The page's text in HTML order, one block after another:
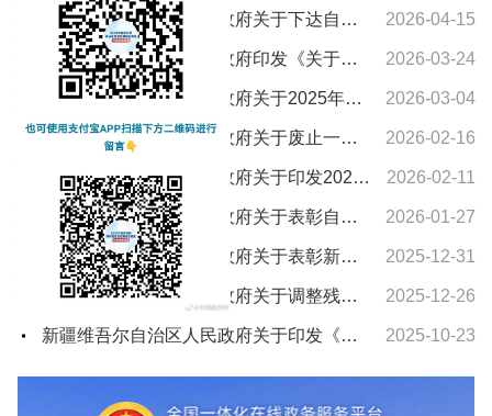
新疆维吾尔自治区人民政府关于下达自治区“十五五”期间年森林采伐限额的通知 2026-04-15
新疆维吾尔自治区人民政府印发《关于进一步支持养老服务发展十条措施》的通知 2026-03-24
新疆维吾尔自治区人民政府关于2025年新疆维吾尔自治区教学成果奖授奖的决定 2026-03-04
新疆维吾尔自治区人民政府关于废止一批自治区人民政府文件的通知 2026-02-16
新疆维吾尔自治区人民政府关于印发2026年自治区国民经济和社会发展计划及主要指标的通知 2026-02-11
新疆维吾尔自治区人民政府关于表彰自治区城市建设先进集体和先进个人的决定 2026-01-27
新疆维吾尔自治区人民政府关于表彰新疆维吾尔自治区农村水利工作先进集体和先进个人的决定 2025-12-31
新疆维吾尔自治区人民政府关于调整残疾、孤老人员和烈属所得减征个人所得税的通知 2025-12-26
新疆维吾尔自治区人民政府关于印发《新疆维吾尔自治区车船税实施办法》的通知 2025-10-23